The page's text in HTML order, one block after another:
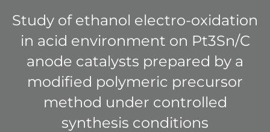
Study of ethanol electro-oxidation
in acid environment on Pt3Sn/C
anode catalysts prepared by a
modified polymeric precursor
method under controlled
synthesis conditions